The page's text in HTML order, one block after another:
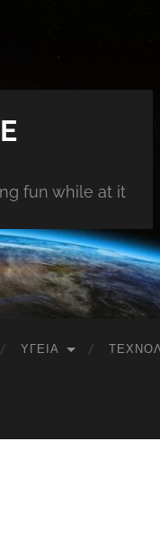
fun while at it
ΥΓΕΊΑ